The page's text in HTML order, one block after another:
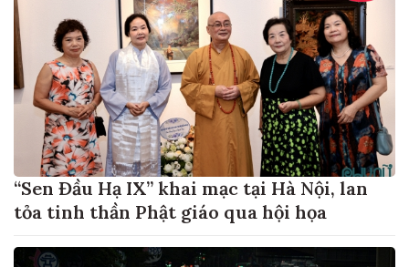
“Sen Đầu Hạ IX” khai mạc tại Hà Nội, lan
tỏa tinh thần Phật giáo qua hội họa